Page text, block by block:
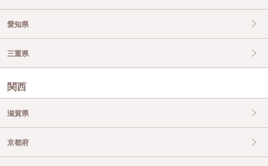
愛知県
三重県
関西
滋賀県
京都府